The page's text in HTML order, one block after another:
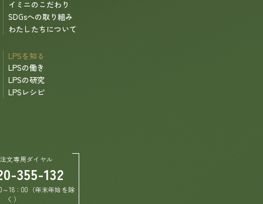
イミニのこだわり
SDGsへの取り組み
わたしたちについて
LPSを知る
LPSの働き
LPSの研究
LPSレシピ
文専用ダイヤル
355-132
18：00（年末年始を除
く）